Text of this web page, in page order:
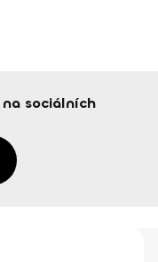
sociálních